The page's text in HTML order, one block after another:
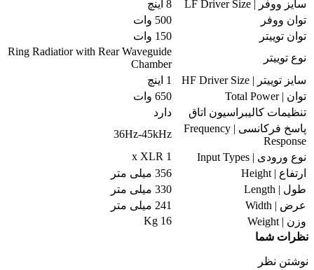
سایز ووفر | LF Driver Size
8 اینچ
توان ووفر
500 وات
توان توییتر
150 وات
نوع توییتر
Ring Radiatior with Rear Waveguide
Chamber
سایز توییتر | HF Driver Size
1 اینچ
توان | Total Power
650 وات
تنظیمات کالیبراسیون اتاق
دارد
پاسخ فرکانسی | Frequency
Response
36Hz-45kHz
نوع ورودی | Input Types
1 x XLR
ارتفاع | Height
356 میلی متر
طول | Length
330 میلی متر
عرض | Width
241 میلی متر
وزن | Weight
16 Kg
نظرات شما
نوشتن نظر